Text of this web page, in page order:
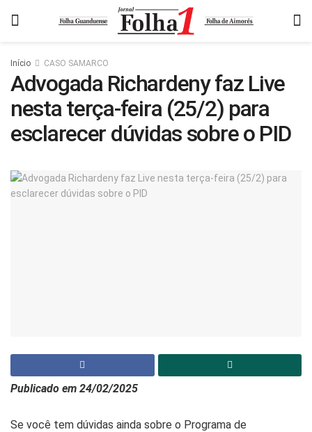
Início CASO SAMARCO
Advogada Richardeny faz Live
nesta terça-feira (25/2) para
esclarecer dúvidas sobre o PID
Publicado em 24/02/2025
Se você tem dúvidas ainda sobre o Programa de